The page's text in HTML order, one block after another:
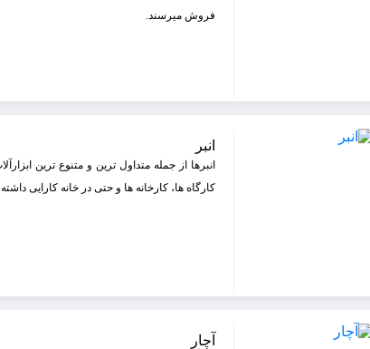
فروش میرسند.
انبر
انبرها از جمله متداول ترین و متنوع ترین
کارگاه ها، کارخانه ها و حتی در خانه کارایی
آچار